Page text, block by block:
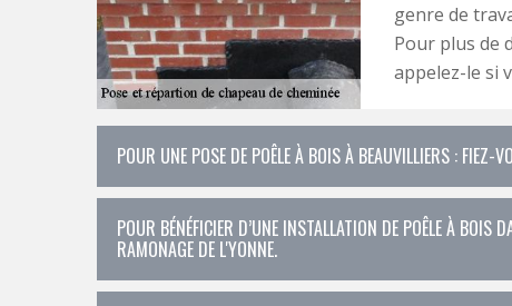
genre de
Pour plus de
appelez-le si
POUR UNE POSE DE POÊLE À BOIS À BEAUVILLIERS : FIEZ-
POUR BÉNÉFICIER D’UNE INSTALLATION DE POÊLE À BOIS
RAMONAGE DE L'YONNE.